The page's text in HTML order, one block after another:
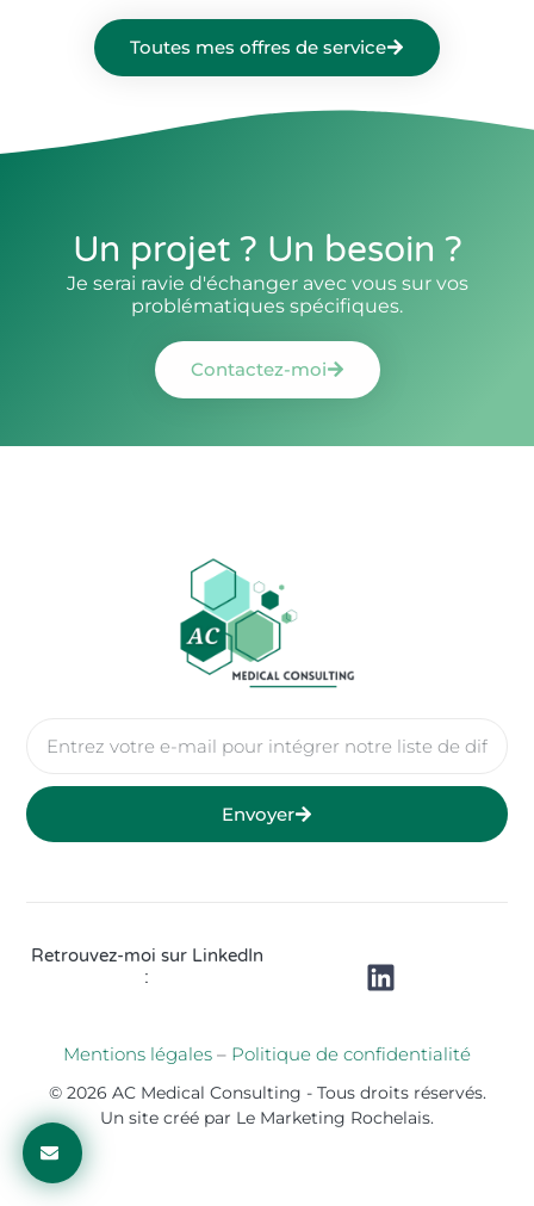
Toutes mes offres de service
Un projet ? Un besoin ?
Je serai ravie d'échanger avec vous sur vos
problématiques spécifiques.
Contactez-moi
Envoyer
Retrouvez-moi sur LinkedIn
:
Mentions légales – Politique de confidentialité
© 2026 AC Medical Consulting - Tous droits réservés.
Un site créé par Le Marketing Rochelais.